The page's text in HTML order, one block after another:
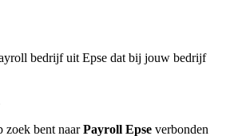
bedrijf uit Epse dat bij jouw bedrijf
zoek bent naarPayroll Epse verbonden